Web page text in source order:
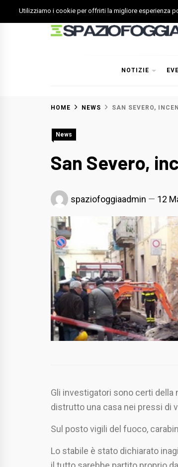
to
NOTIZIE
HOME NEWS SAN SEVERO,
News
San Severo,
spaziofoggiaadmin 12
Gli investigatori sono certi della
distrutto una casa nei pressi di
Sul posto vigili del fuoco,
Lo stabile è stato dichiarato
Utilizziamo i cookie per offrirti la migliore esperienza